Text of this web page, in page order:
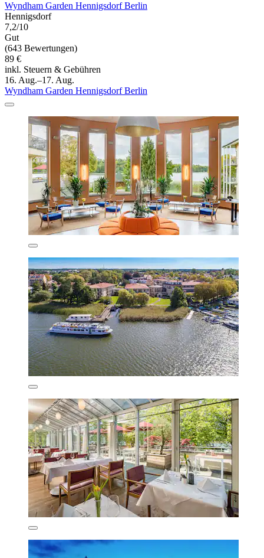
Wyndham Garden Hennigsdorf Berlin
Hennigsdorf
7,2/10
Gut
(643 Bewertungen)
89 €
inkl. Steuern & Gebühren
16. Aug.–17. Aug.
Wyndham Garden Hennigsdorf Berlin